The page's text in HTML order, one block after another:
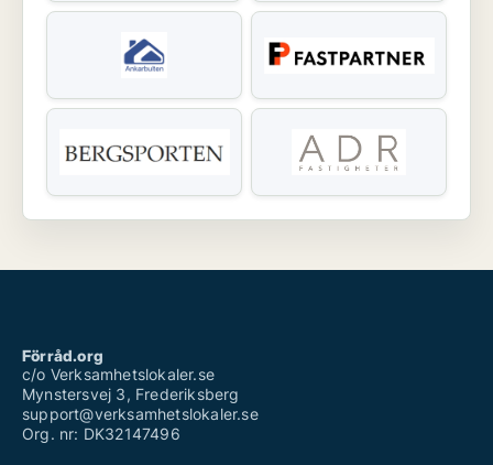
Förråd.org
c/o Verksamhetslokaler.se
Mynstersvej 3, Frederiksberg
support@verksamhetslokaler.se
Org. nr: DK32147496